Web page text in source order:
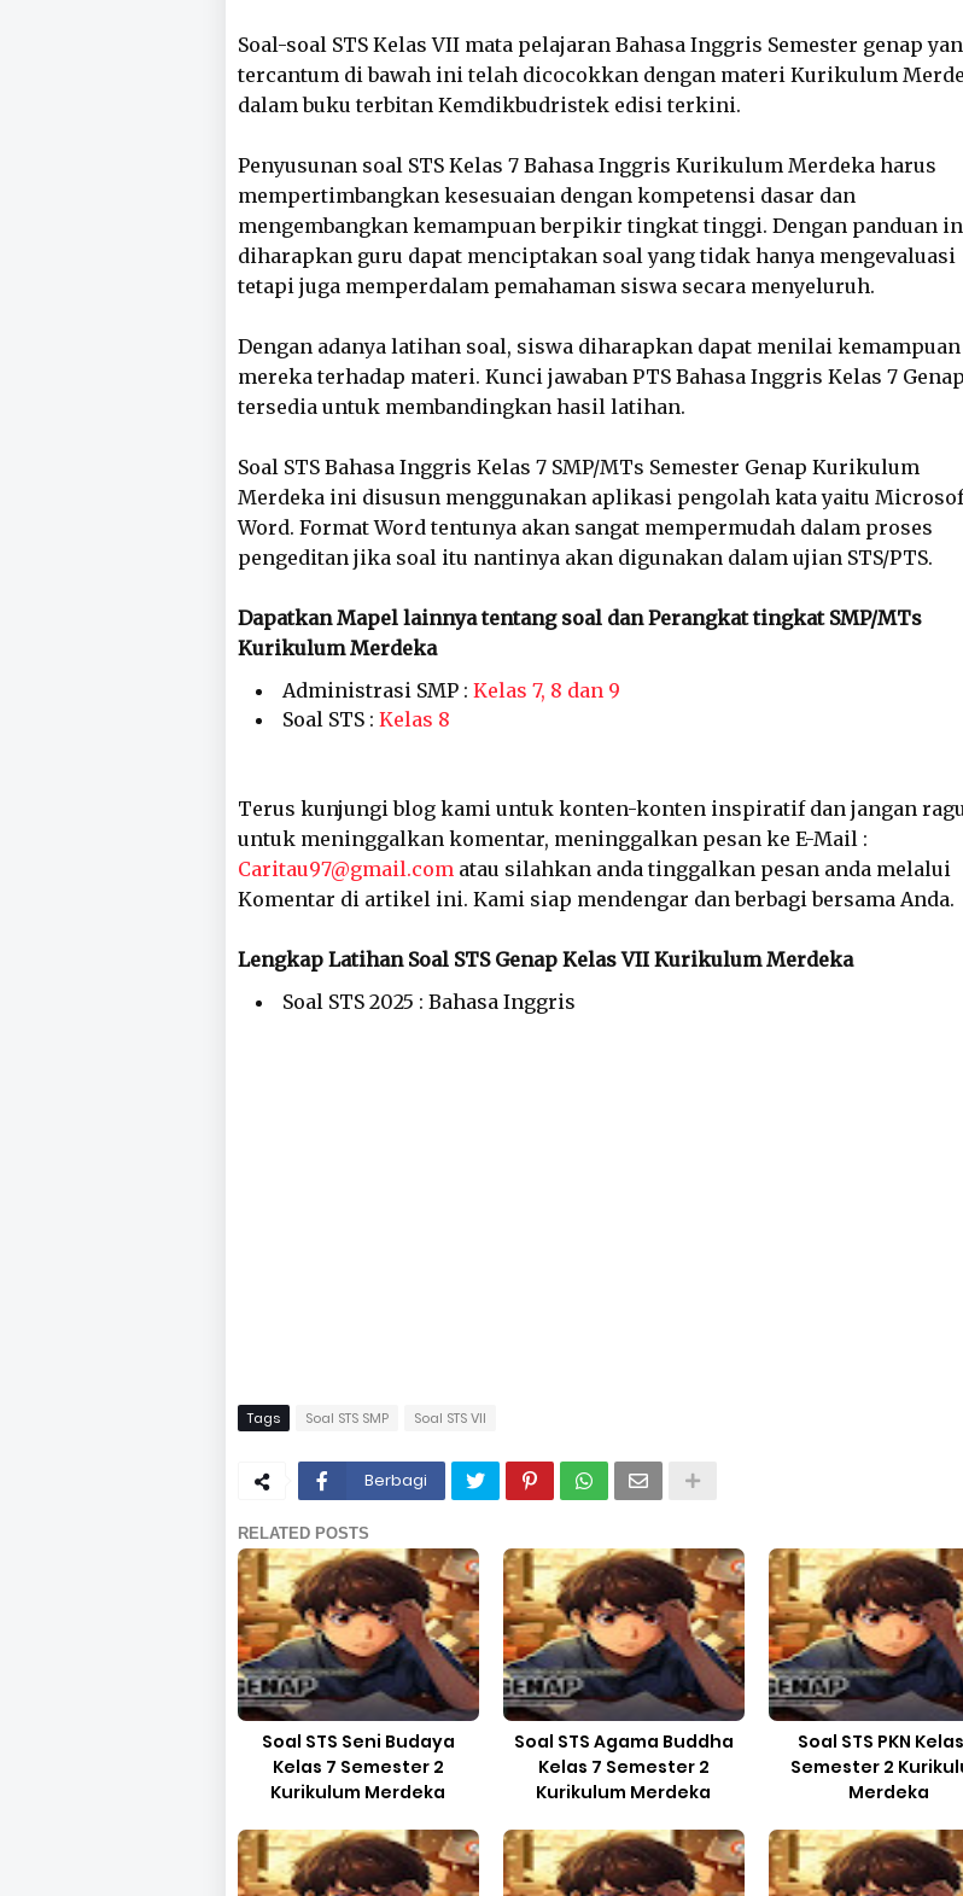
Soal-soal STS Kelas VII mata pelajaran Bahasa Inggris Semester genap
tercantum di bawah ini telah dicocokkan dengan materi Kurikulum
dalam buku terbitan Kemdikbudristek edisi terkini.
Penyusunan soal STS Kelas 7 Bahasa Inggris Kurikulum Merdeka harus
mempertimbangkan kesesuaian dengan kompetensi dasar dan
mengembangkan kemampuan berpikir tingkat tinggi. Dengan panduan
diharapkan guru dapat menciptakan soal yang tidak hanya mengevaluasi
tetapi juga memperdalam pemahaman siswa secara menyeluruh.
Dengan adanya latihan soal, siswa diharapkan dapat menilai kemampuan
mereka terhadap materi. Kunci jawaban PTS Bahasa Inggris Kelas 7 Genap
tersedia untuk membandingkan hasil latihan.
Soal STS Bahasa Inggris Kelas 7 SMP/MTs Semester Genap Kurikulum
Merdeka ini disusun menggunakan aplikasi pengolah kata yaitu
Word. Format Word tentunya akan sangat mempermudah dalam proses
pengeditan jika soal itu nantinya akan digunakan dalam ujian STS/PTS.
Dapatkan Mapel lainnya tentang soal dan Perangkat tingkat SMP/MTs
Kurikulum Merdeka
Administrasi SMP : Kelas 7, 8 dan 9
Soal STS : Kelas 8
Terus kunjungi blog kami untuk konten-konten inspiratif dan jangan
untuk meninggalkan komentar, meninggalkan pesan ke E-Mail :
Caritau97@gmail.com atau silahkan anda tinggalkan pesan anda melalui
Komentar di artikel ini. Kami siap mendengar dan berbagi bersama Anda.
Lengkap Latihan Soal STS Genap Kelas VII Kurikulum Merdeka
Soal STS 2025 : Bahasa Inggris
Tags Soal STS SMP Soal STS VII
Berbagi
RELATED POSTS
Soal STS Seni Budaya
Kelas 7 Semester 2
Kurikulum Merdeka
Soal STS Agama Buddha
Kelas 7 Semester 2
Kurikulum Merdeka
Soal STS PKN
Semester 2
Merdeka